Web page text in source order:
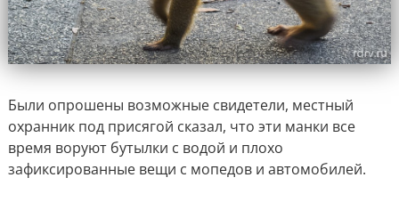
Были опрошены возможные свидетели, местный
охранник под присягой сказал, что эти манки все
время воруют бутылки с водой и плохо
зафиксированные вещи с мопедов и автомобилей.